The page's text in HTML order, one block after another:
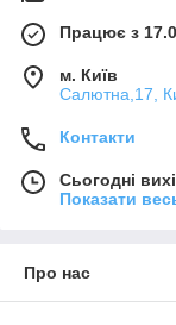
Працює з
м. Київ
Салютна,17,
Контакти
Сьогодні
Показати
Про нас